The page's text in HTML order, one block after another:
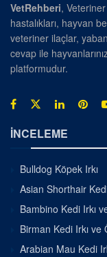
VetRehberi,
hastalıkları, hayvan
veteriner ilaçlar,
cevap ile
platformudur.
İNCELEME
Bulldog Köpek Irkı
Asian Shorthair
Bambino Kedi Irkı
Birman Kedi Irkı ve
Arabian Mau Kedi